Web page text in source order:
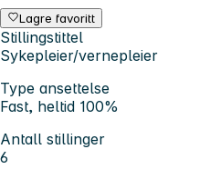
Lagre favoritt
Stillingstittel
Sykepleier/vernepleier
Type ansettelse
Fast, heltid 100%
Antall stillinger
6